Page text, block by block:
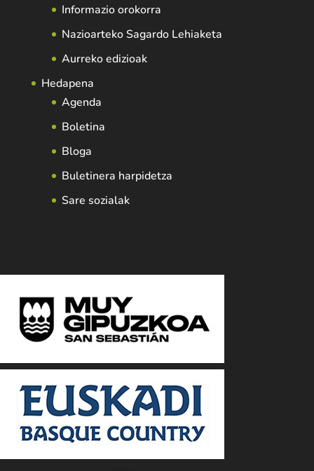
Informazio orokorra
Nazioarteko Sagardo Lehiaketa
Aurreko edizioak
Hedapena
Agenda
Boletina
Bloga
Buletinera harpidetza
Sare sozialak